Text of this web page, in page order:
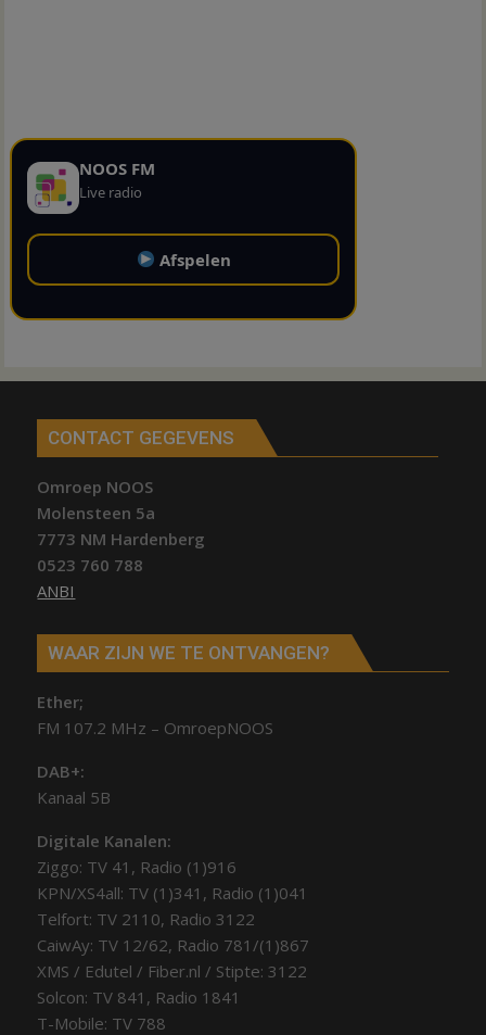
NOOS FM
Live radio
Afspelen
CONTACT GEGEVENS
Omroep NOOS
Molensteen 5a
7773 NM Hardenberg
0523 760 788
ANBI
WAAR ZIJN WE TE ONTVANGEN?
Ether;
FM 107.2 MHz – OmroepNOOS
DAB+:
Kanaal 5B
Digitale Kanalen:
Ziggo: TV 41, Radio (1)916
KPN/XS4all: TV (1)341, Radio (1)041
Telfort: TV 2110, Radio 3122
CaiwAy: TV 12/62, Radio 781/(1)867
XMS / Edutel / Fiber.nl / Stipte: 3122
Solcon: TV 841, Radio 1841
T-Mobile: TV 788